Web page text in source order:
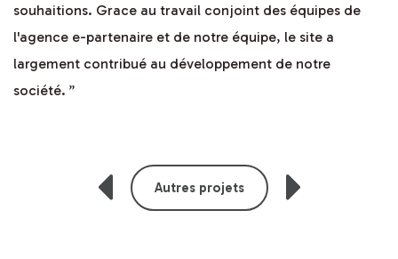
souhaitions. Grace au travail conjoint des équipes de
l'agence e-partenaire et de notre équipe, le site a
largement contribué au développement de notre
société. ”
Autres projets